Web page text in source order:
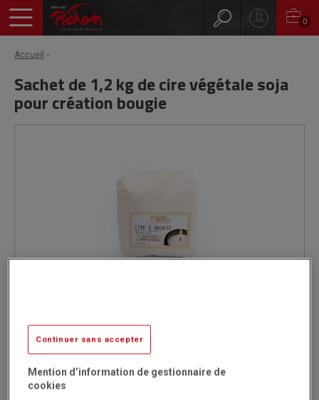
0
Accueil
Sachet de 1,2 kg de cire végétale soja
pour création bougie
Réf. 14252
Code EAN : 3532431370096
Continuer sans accepter
Mention d’information de gestionnaire de
cookies